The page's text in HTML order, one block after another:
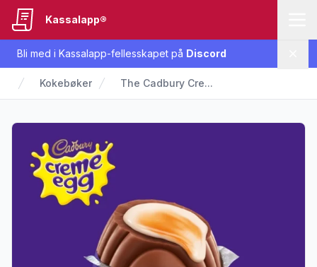
Bli med i Kassalapp-fellesskapet på Discord
Kassalapp®
Kokebøker The Cadbury Cre...